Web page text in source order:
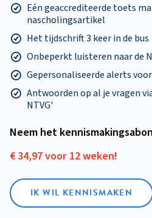
Eén geaccrediteerde toets
nascholingsartikel
Het tijdschrift 3 keer in de bus
Onbeperkt luisteren naar de
Gepersonaliseerde alerts
Antwoorden op al je vragen
NTVG'
Neem het
€ 34,97 voor 12 weken!
IK WIL KENNISMAKEN